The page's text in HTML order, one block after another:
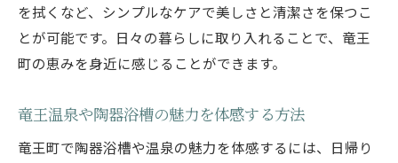
を拭くなど、シンプルなケアで美しさと清潔さを保つこ
とが可能です。日々の暮らしに取り入れることで、竜王
町の恵みを身近に感じることができます。
竜王温泉や陶器浴槽の魅力を体感する方法
竜王町で陶器浴槽や温泉の魅力を体感するには、日帰り